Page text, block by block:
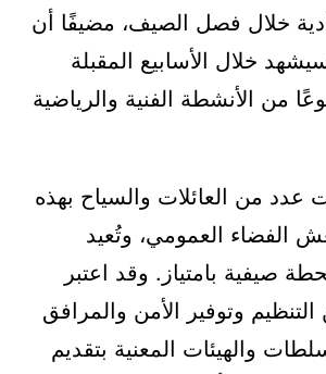
خلال فصل الصيف، مضيفًا أن
خلال الأسابيع المقبلة
من الأنشطة الفنية والرياضية
عدد من العائلات والسياح بهذه
الفضاء العمومي، وتُعيد
صيفية بامتياز. وقد اعتبر
وتوفير الأمن والمرافق
والهيئات المعنية بتقديم